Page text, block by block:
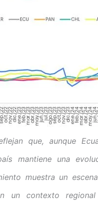
que, aunque
mantiene una
muestra un
un contexto